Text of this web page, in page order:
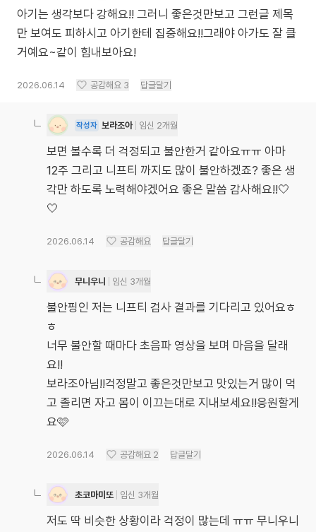
아기는 생각보다 강해요!! 그러니 좋은것만보고 그런글 제목
만 보여도 피하시고 아기한테 집중해요!!그래야 아가도 잘 클
거예요~같이 힘내보아요!
2026.06.14 공감해요 3 답글달기
작성자 보라조아 임신 2개월
보면 볼수록 더 걱정되고 불안한거 같아요ㅠㅠ 아마
12주 그리고 니프티 까지도 많이 불안하겠죠? 좋은 생
각만 하도록 노력해야겠어요 좋은 말씀 감사해요!!🤍
🤍
2026.06.14 공감해요 답글달기
무니우니 임신 3개월
불안핑인 저는 니프티 검사 결과를 기다리고 있어요ㅎ
ㅎ
너무 불안할 때마다 초음파 영상을 보며 마음을 달래
요!!
보라조아님!!걱정말고 좋은것만보고 맛있는거 많이 먹
고 졸리면 자고 몸이 이끄는대로 지내보세요!!응원할게
요🩷
2026.06.14 공감해요 2 답글달기
초코마미또 임신 3개월
저도 딱 비슷한 상황이라 걱정이 많는데 ㅠㅠ 무니우니